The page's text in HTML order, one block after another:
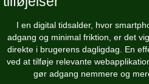
I en digital tidsalder, hvor
adgang og minimal friktion, er det
direkte i brugerens dagligdag. En
ved at tilføje relevante
gør adgang nemmere og